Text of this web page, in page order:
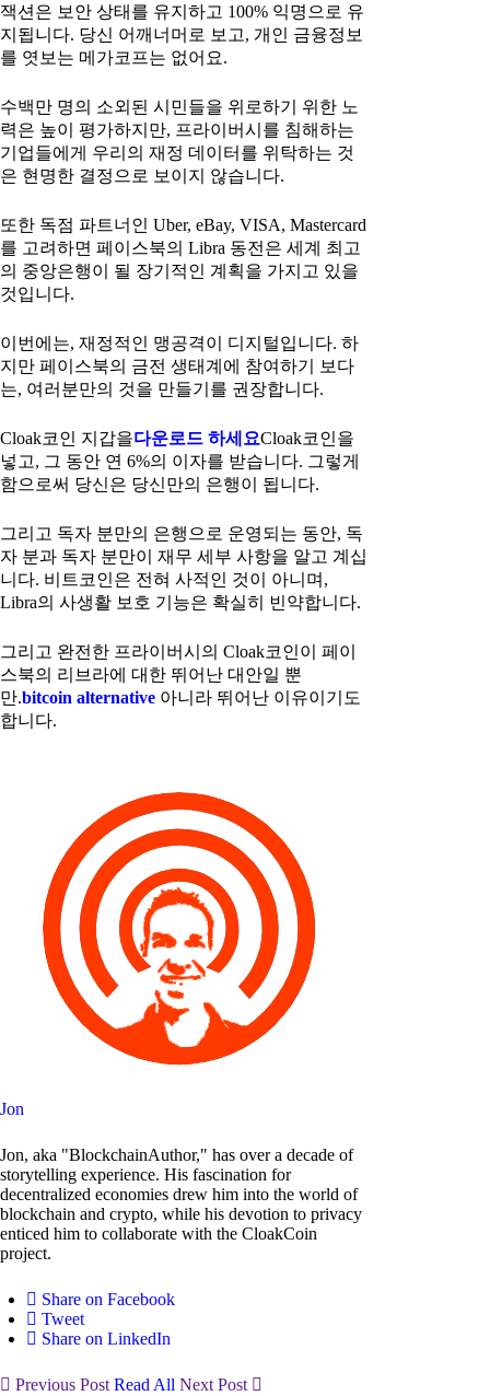
잭션은 보안 상태를 유지하고 100% 익명으로 유
지됩니다. 당신 어깨너머로 보고, 개인 금융정보
를 엿보는 메가코프는 없어요.
수백만 명의 소외된 시민들을 위로하기 위한 노
력은 높이 평가하지만, 프라이버시를 침해하는
기업들에게 우리의 재정 데이터를 위탁하는 것
은 현명한 결정으로 보이지 않습니다.
또한 독점 파트너인 Uber, eBay, VISA, Mastercard
를 고려하면 페이스북의 Libra 동전은 세계 최고
의 중앙은행이 될 장기적인 계획을 가지고 있을
것입니다.
이번에는, 재정적인 맹공격이 디지털입니다. 하
지만 페이스북의 금전 생태계에 참여하기 보다
는, 여러분만의 것을 만들기를 권장합니다.
Cloak코인 지갑을다운로드 하세요Cloak코인을
넣고, 그 동안 연 6%의 이자를 받습니다. 그렇게
함으로써 당신은 당신만의 은행이 됩니다.
그리고 독자 분만의 은행으로 운영되는 동안, 독
자 분과 독자 분만이 재무 세부 사항을 알고 계십
니다. 비트코인은 전혀 사적인 것이 아니며,
Libra의 사생활 보호 기능은 확실히 빈약합니다.
그리고 완전한 프라이버시의 Cloak코인이 페이
스북의 리브라에 대한 뛰어난 대안일 뿐
만.bitcoin alternative 아니라 뛰어난 이유이기도
합니다.
Jon
Jon, aka "BlockchainAuthor," has over a decade of
storytelling experience. His fascination for
decentralized economies drew him into the world of
blockchain and crypto, while his devotion to privacy
enticed him to collaborate with the CloakCoin
project.
Share on Facebook
Tweet
Share on LinkedIn
Previous Post Read All Next Post